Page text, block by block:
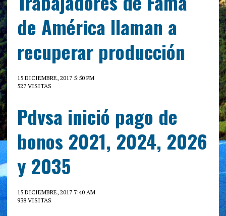
de América llaman a
recuperar producción
15 DICIEMBRE, 2017 5:50 PM
527 VISITAS
Pdvsa inició pago de
bonos 2021, 2024, 2026
y 2035
15 DICIEMBRE, 2017 7:40 AM
938 VISITAS